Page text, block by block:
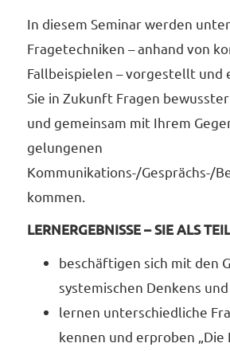
In diesem Seminar werden
Fragetechniken – anhand von
Fallbeispielen – vorgestellt und
Sie in Zukunft Fragen
und gemeinsam mit Ihrem
gelungenen
Kommunikations-/Gesprächs-/
kommen.
LERNERGEBNISSE – SIE ALS
beschäftigen sich mit den
systemischen Denkens und
lernen unterschiedliche
kennen und erproben „Die